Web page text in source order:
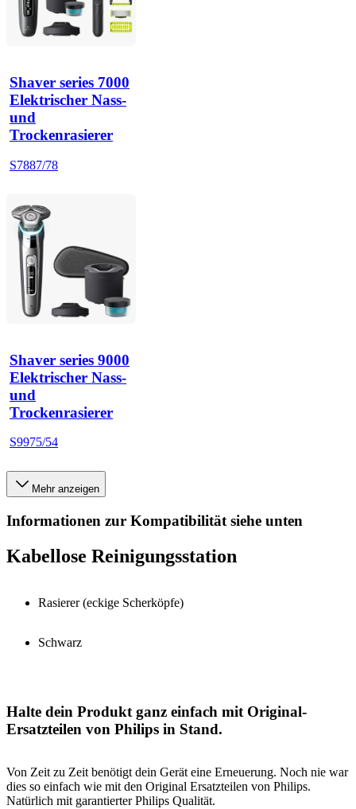
Shaver series 7000
Elektrischer Nass-
und
Trockenrasierer
S7887/78
Shaver series 9000
Elektrischer Nass-
und
Trockenrasierer
S9975/54
Mehr anzeigen
Informationen zur Kompatibilität siehe unten
Kabellose Reinigungsstation
Rasierer (eckige Scherköpfe)
Schwarz
Halte dein Produkt ganz einfach mit Original-
Ersatzteilen von Philips in Stand.
Von Zeit zu Zeit benötigt dein Gerät eine Erneuerung. Noch nie war
dies so einfach wie mit den Original Ersatzteilen von Philips.
Natürlich mit garantierter Philips Qualität.